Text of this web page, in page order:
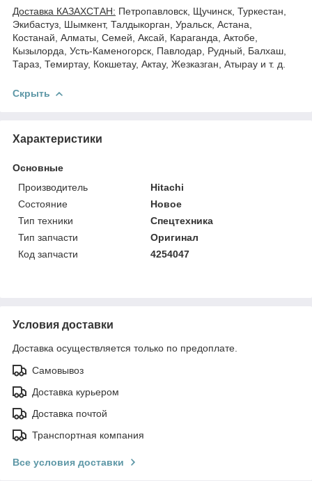
Доставка КАЗАХСТАН: Петропавловск, Щучинск, Туркестан,
Экибастуз, Шымкент, Талдыкорган, Уральск, Астана,
Костанай, Алматы, Семей, Аксай, Караганда, Актобе,
Кызылорда, Усть-Каменогорск, Павлодар, Рудный, Балхаш,
Тараз, Темиртау, Кокшетау, Актау, Жезказган, Атырау и т. д.
Скрыть
Характеристики
Основные
Производитель
Hitachi
Состояние
Новое
Тип техники
Спецтехника
Тип запчасти
Оригинал
Код запчасти
4254047
Условия доставки
Доставка осуществляется только по предоплате.
Самовывоз
Доставка курьером
Доставка почтой
Транспортная компания
Все условия доставки